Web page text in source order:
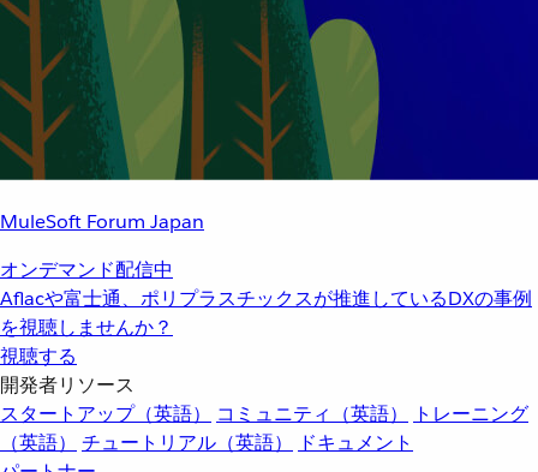
MuleSoft Forum Japan
オンデマンド配信中
Aflacや富士通、ポリプラスチックスが推進しているDXの事例
を視聴しませんか？
視聴する
開発者リソース
スタートアップ（英語）
コミュニティ（英語）
トレーニング
（英語）
チュートリアル（英語）
ドキュメント